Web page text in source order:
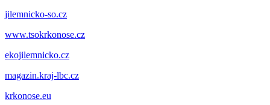
jilemnicko-so.cz
www.tsokrkonose.cz
ekojilemnicko.cz
magazin.kraj-lbc.cz
krkonose.eu